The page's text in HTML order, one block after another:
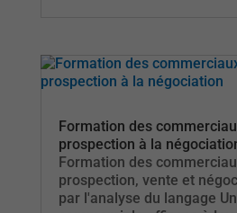
Formation des
prospection à la
Formation des
prospection, vente et
par l'analyse du langage